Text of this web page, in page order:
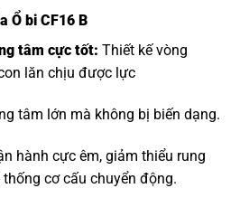
Ổ bi CF16 B
tâm cực tốt: Thiết kế vòng
lăn chịu được lực
tâm lớn mà không bị biến dạng.
hành cực êm, giảm thiểu rung
cơ cấu chuyển động.